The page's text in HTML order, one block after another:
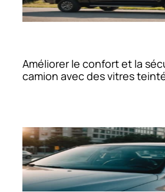
Améliorer le confort et la
camion avec des vitres